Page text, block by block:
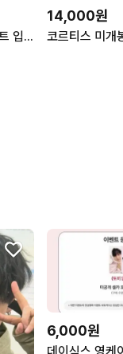
스트레이키즈 런잇 콘서트 입장기프트 키트 포카 키링 부채 구성품
14,000원
6,000원